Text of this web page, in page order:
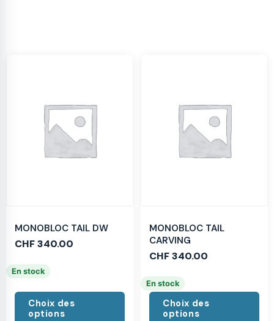
MONOBLOC TAIL DW
CHF340.00
En stock
Choix des
options
MONOBLOC TAIL
CARVING
CHF340.00
En stock
Choix des
options